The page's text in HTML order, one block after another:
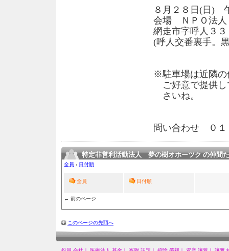
８月２８日(日)
会場 ＮＰＯ法
網走市字呼人３
(呼人交番裏手。
※駐車場は近隣の
ご好意で提供し
さいね。
問い合わせ ０１
特定非営利活動法人 夢の樹オホーツク の仲間
全員 › 日付順
全員 日付順
← 前のページ
このページの先頭へ